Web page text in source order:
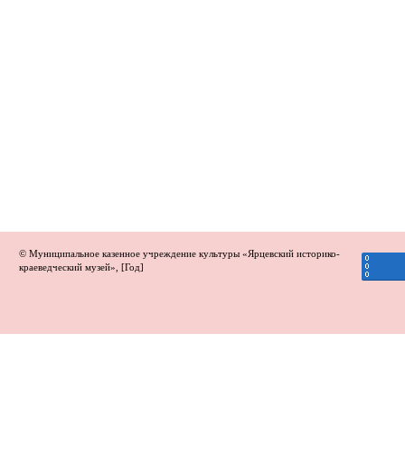
© Муниципальное казенное учреждение культуры «Ярцевский историко-
краеведческий музей», [Год]